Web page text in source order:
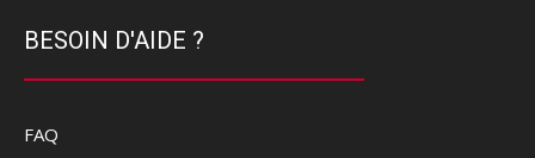
BESOIN D'AIDE ?
FAQ